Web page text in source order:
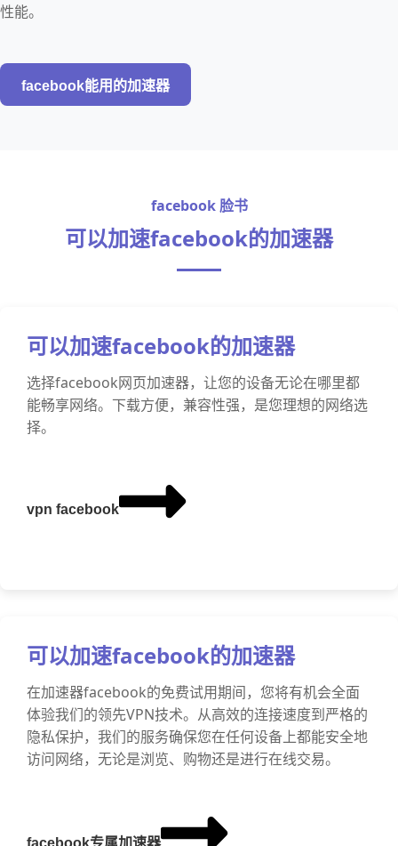
性能。
facebook能用的加速器
facebook 脸书
可以加速facebook的加速器
可以加速facebook的加速器
选择facebook网页加速器，让您的设备无论在哪里都
能畅享网络。下载方便，兼容性强，是您理想的网络选
择。
vpn facebook
可以加速facebook的加速器
在加速器facebook的免费试用期间，您将有机会全面
体验我们的领先VPN技术。从高效的连接速度到严格的
隐私保护，我们的服务确保您在任何设备上都能安全地
访问网络，无论是浏览、购物还是进行在线交易。
facebook专属加速器